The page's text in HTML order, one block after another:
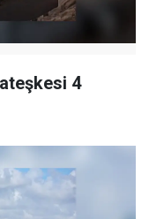
4